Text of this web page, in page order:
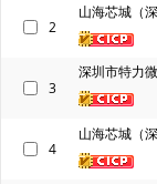
2
山海芯城（
3
深圳市特力
4
山海芯城（